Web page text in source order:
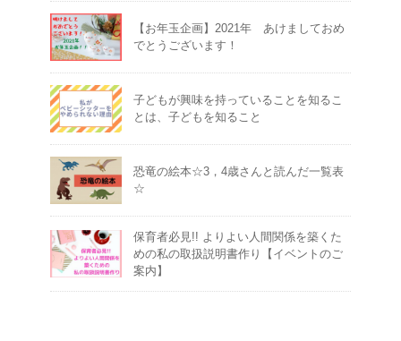
【お年玉企画】2021年 あけましておめ
でとうございます！
子どもが興味を持っていることを知るこ
とは、子どもを知ること
恐竜の絵本☆3，4歳さんと読んだ一覧表
☆
保育者必見!! よりよい人間関係を築くた
めの私の取扱説明書作り【イベントのご
案内】